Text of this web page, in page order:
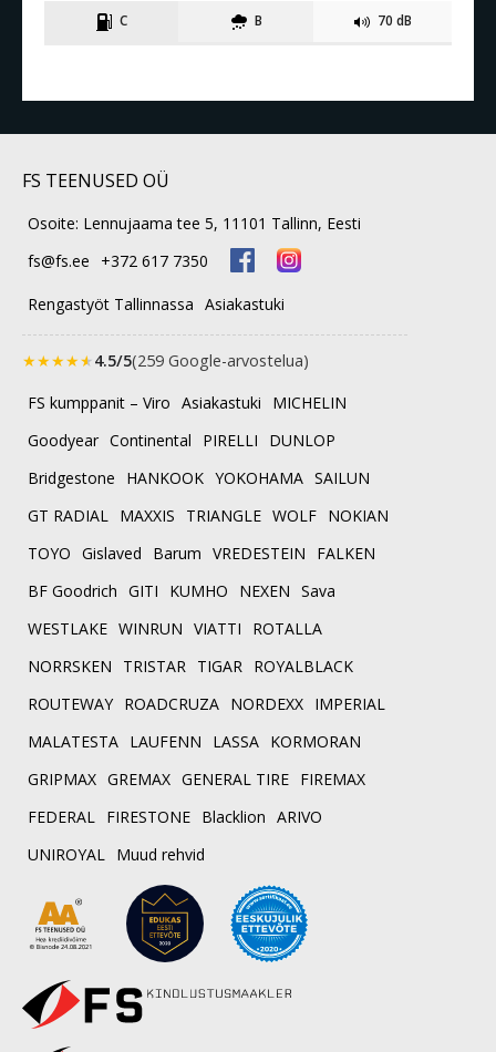
C B 70 dB
FS TEENUSED OÜ
Osoite: Lennujaama tee 5, 11101 Tallinn, Eesti
fs@fs.ee
+372 617 7350
Rengastyöt Tallinnassa Asiakastuki
★★★★★4.5/5(259 Google-arvostelua)
FS kumppanit – Viro Asiakastuki
MICHELIN
Goodyear Continental PIRELLI
DUNLOP
Bridgestone
HANKOOK YOKOHAMA SAILUN
GT RADIAL
MAXXIS TRIANGLE WOLF NOKIAN
TOYO Gislaved Barum VREDESTEIN
FALKEN
BF Goodrich GITI KUMHO NEXEN Sava
WESTLAKE WINRUN VIATTI
ROTALLA
NORRSKEN
TRISTAR TIGAR
ROYALBLACK
ROUTEWAY ROADCRUZA NORDEXX IMPERIAL
MALATESTA LAUFENN LASSA KORMORAN
GRIPMAX GREMAX GENERAL TIRE FIREMAX
FEDERAL
FIRESTONE Blacklion ARIVO
UNIROYAL
Muud rehvid